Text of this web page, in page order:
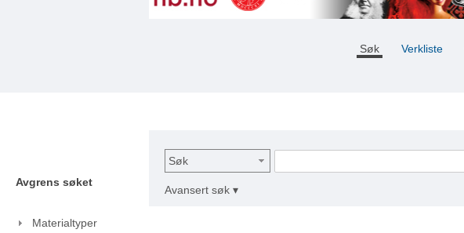
Søk Verkliste
Avgrens søket
Materialtyper
Søk
Avansert søk ▾